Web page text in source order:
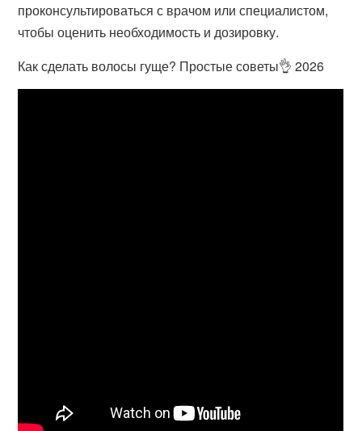
проконсультироваться с врачом или специалистом,
чтобы оценить необходимость и дозировку.
Как сделать волосы гуще? Простые советы👌 2026